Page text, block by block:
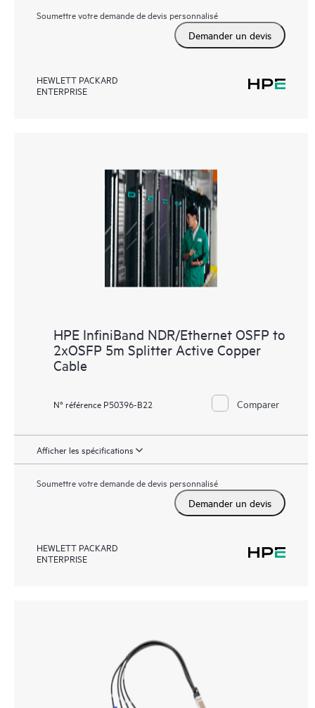
Soumettre votre demande de devis personnalisé
Demander un devis
HEWLETT PACKARD
ENTERPRISE
HPE InfiniBand NDR/Ethernet OSFP to
2xOSFP 5m Splitter Active Copper
Cable
N° référence P50396-B22 Comparer
Afficher les spécifications
Soumettre votre demande de devis personnalisé
Demander un devis
HEWLETT PACKARD
ENTERPRISE